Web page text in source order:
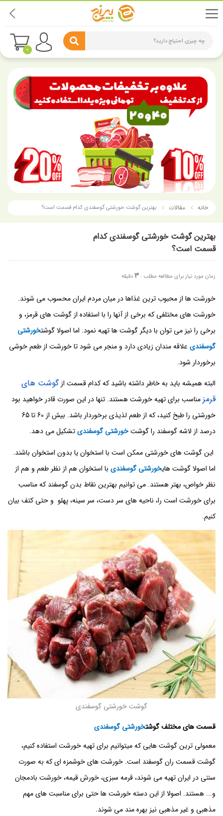
چه چیزی احتیاج دارید؟
0
خانه مقالات بهترین گوشت خورشتی گوسفندی کدام قسمت است؟
بهترین گوشت خورشتی گوسفندی کدام
قسمت است؟
زمان مورد نیاز برای مطالعه مطلب : 3دقیقه
خورشت ها از محبوب ترین غذاها در میان مردم ایران محسوب می شوند.
خورشت های مختلفی که برخی از آنها را با استفاده از گوشت های قرمز، و
برخی را نیز می توان با دیگر گوشت ها تهیه نمود. اما اصولا گوشتخورشتی
گوسفندی علاقه مندان زیادی دارد و منجر می شود تا خورشت از طعم خوشی
برخوردار شود.
البته همیشه باید به خاطر داشته باشید که کدام قسمت ازگوشت های
قرمزمناسب برای تهیه خورشت هستند. تنها در این صورت قادر خواهید بود
خورشتی را طبخ کنید، که از طعم لذیذی برخوردار باشد. بیش از 60 تا 65
درصد از لاشه گوسفند را گوشتخورشتی گوسفندیتشکیل می دهد.
این گوشت های خورشتی ممکن است با استخوان یا بدون استخوان باشند.
اما اصولا گوشت هایخورشتی گوسفندی با استخوان هم از نظر طعم و هم از
نظر خواص، بهتر هستند. می توانیم بهترین نقاط بدن گوسفند که مناسب
برای خورشت است را، ناحیه های سر دست، سر سینه، پهلو و حتی کتف بیان
کنیم.
گوشت خورشتی گوسفندی
قسمت های مختلف گوشتخورشتی گوسفندی
معمولی ترین گوشت هایی که میتوانیم برای تهیه خورشت استفاده کنیم،
گوشت قسمت ران گوسفند است. خورشت های خوشمزه ای که به صورت
سنتی در ایران تهیه می شوند، قرمه سبزی، خورش قیمه، خورشت بادمجان
و... هستند. اصولا از این دسته خورشت ها حتی برای مناسبت های مهم
مذهبی و غیر مذهبی نیز بهره مند می شوند.